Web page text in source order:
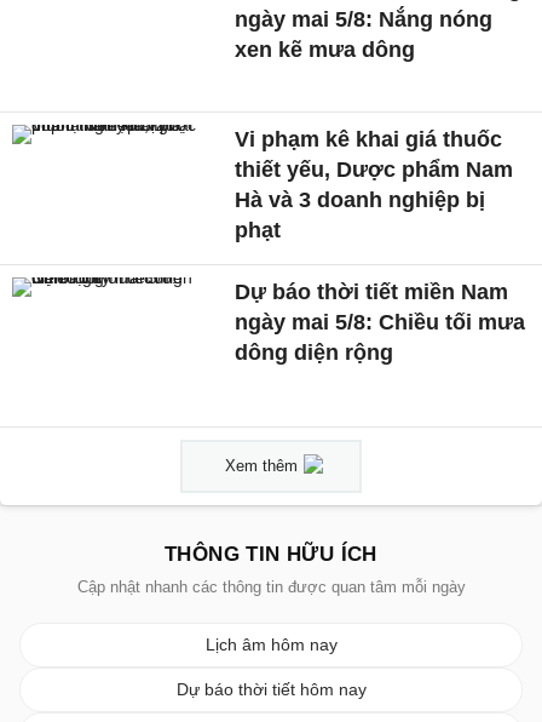
ngày mai 5/8: Nắng nóng
xen kẽ mưa dông
Vi phạm kê khai giá thuốc
thiết yếu, Dược phẩm Nam
Hà và 3 doanh nghiệp bị
phạt
Dự báo thời tiết miền Nam
ngày mai 5/8: Chiều tối mưa
dông diện rộng
Xem thêm
THÔNG TIN HỮU ÍCH
Cập nhật nhanh các thông tin được quan tâm mỗi ngày
Lịch âm hôm nay
Dự báo thời tiết hôm nay